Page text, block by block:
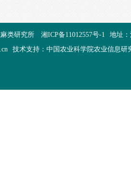
类研究所 湘ICP备11012557号-1
地址
技术支持：中国农业科学院农业信息研